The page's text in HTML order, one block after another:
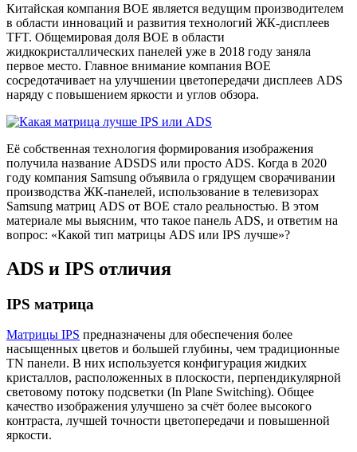
Китайская компания BOE является ведущим производителем
в области инноваций и развития технологий ЖК-дисплеев
TFT. Общемировая доля BOE в области
жидкокристаллических панелей уже в 2018 году заняла
первое место. Главное внимание компания BOE
сосредотачивает на улучшении цветопередачи дисплеев ADS
наряду с повышением яркости и углов обзора.
Её собственная технология формирования изображения
получила название ADSDS или просто ADS. Когда в 2020
году компания Samsung объявила о грядущем сворачивании
производства ЖК-панелей, использование в телевизорах
Samsung матриц ADS от BOE стало реальностью. В этом
материале мы выясним, что такое панель ADS, и ответим на
вопрос: «Какой тип матрицы ADS или IPS лучше»?
ADS и IPS отличия
IPS матрица
Матрицы IPS предназначены для обеспечения более
насыщенных цветов и большей глубины, чем традиционные
TN панели. В них используется конфигурация жидких
кристаллов, расположенных в плоскости, перпендикулярной
световому потоку подсветки (In Plane Switching). Общее
качество изображения улучшено за счёт более высокого
контраста, лучшей точности цветопередачи и повышенной
яркости.